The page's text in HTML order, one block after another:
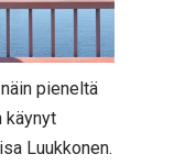
pieneltä
käynyt
Luukkonen.